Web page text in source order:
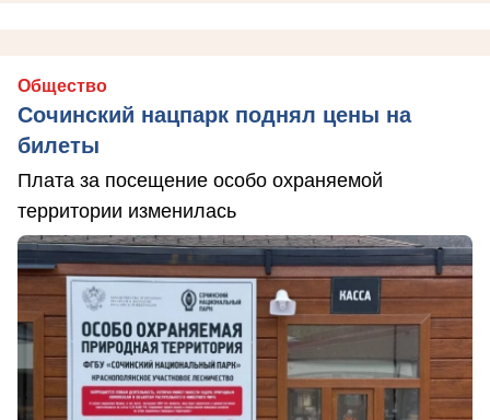
Общество
Сочинский нацпарк поднял цены на
билеты
Плата за посещение особо охраняемой
территории изменилась